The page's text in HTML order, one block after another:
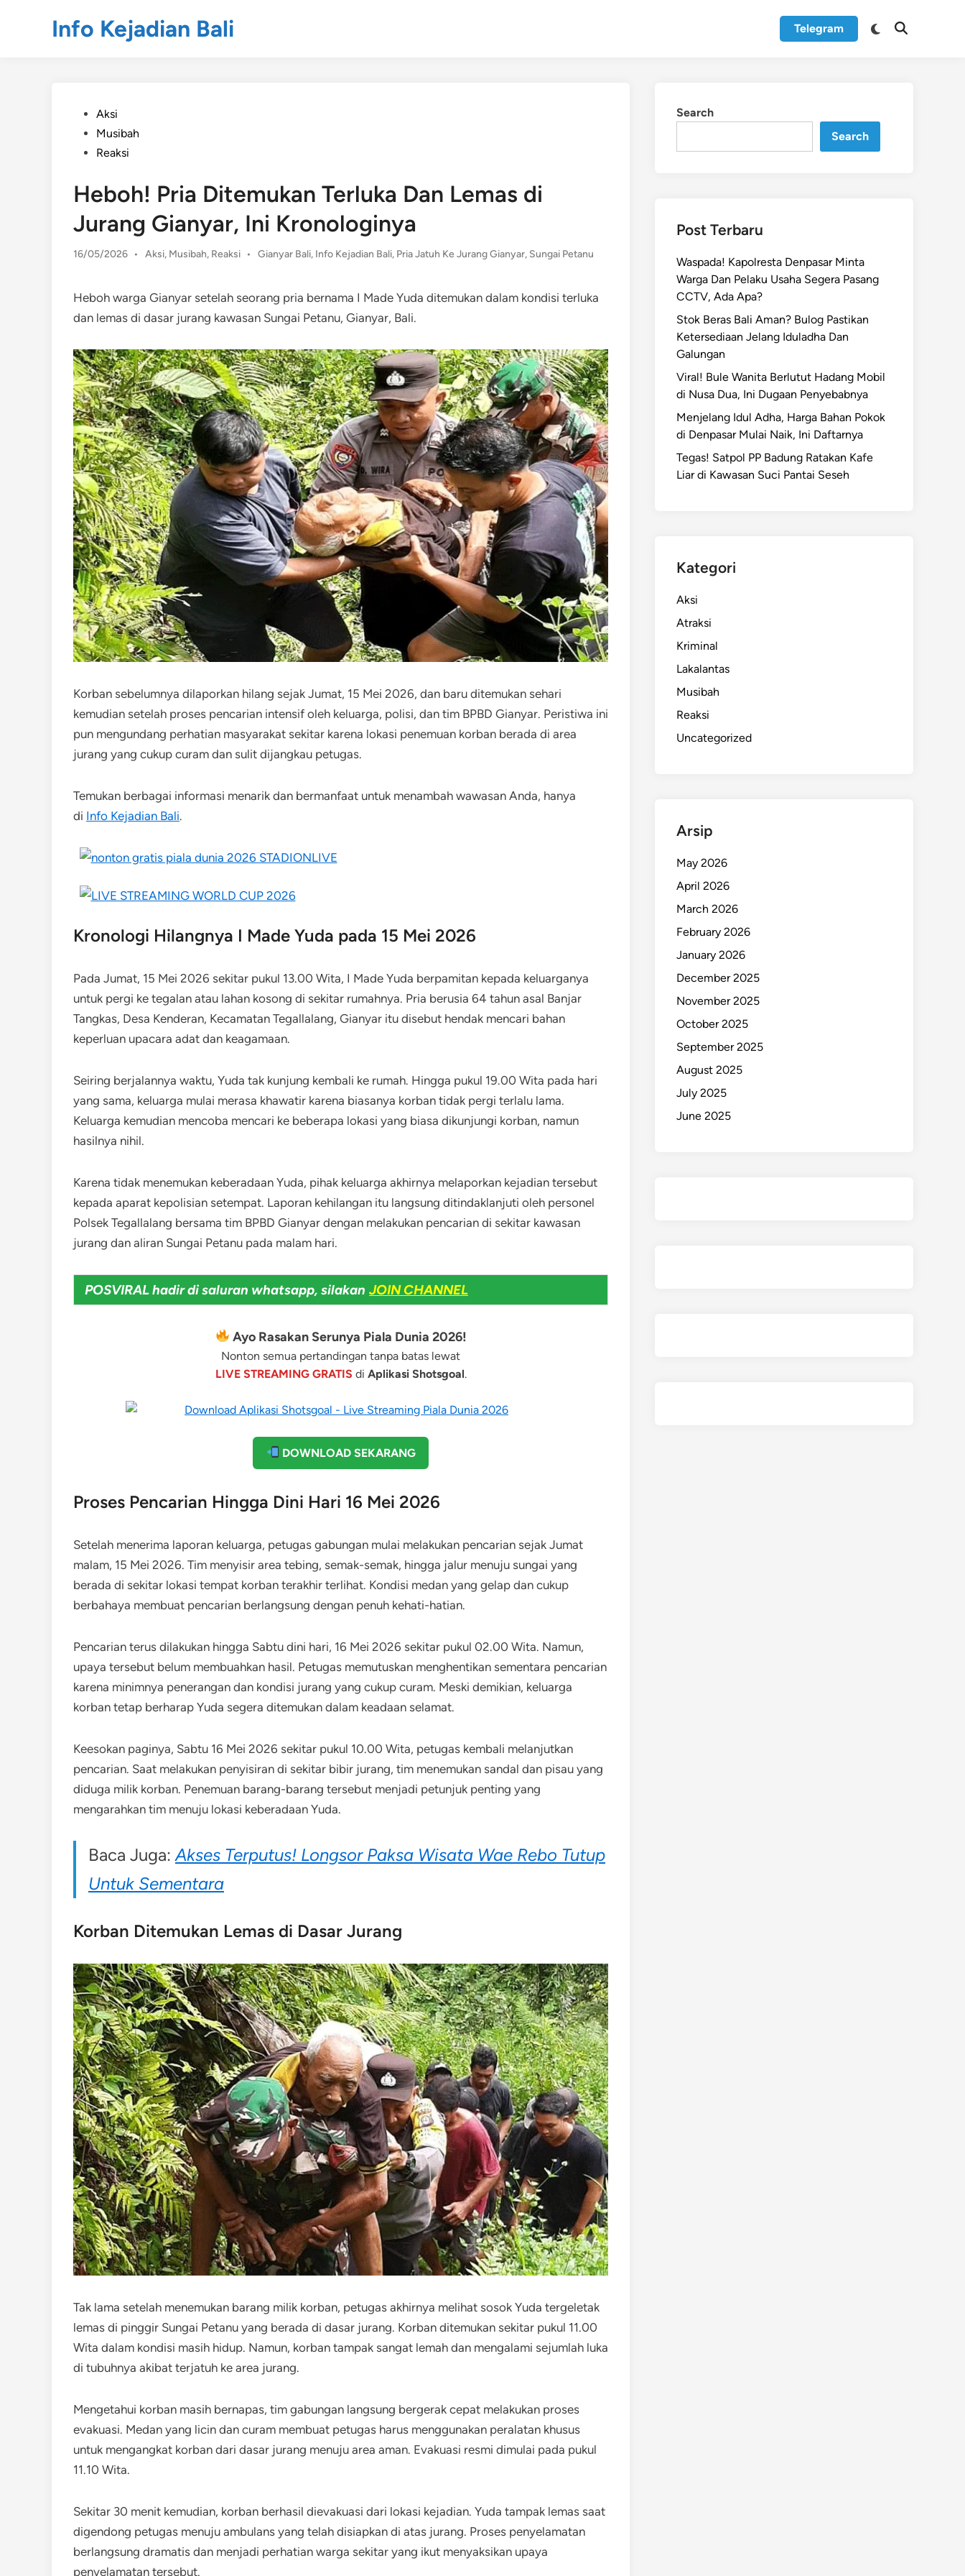
Info Kejadian Bali Telegram
Switch
Open
PostedAksi
Musibah
Reaksi
Heboh! Pria Ditemukan Terluka Dan Lemas di
Jurang Gianyar, Ini Kronologinya
16/05/2026 •
Posted
Aksi, Musibah, Reaksi • Gianyar Bali, Info Kejadian Bali, Pria Jatuh Ke Jurang Gianyar, Sungai Petanu
Heboh warga Gianyar setelah seorang pria bernama I Made Yuda ditemukan dalam kondisi terluka
dan lemas di dasar jurang kawasan Sungai Petanu, Gianyar, Bali.
Korban sebelumnya dilaporkan hilang sejak Jumat, 15 Mei 2026, dan baru ditemukan sehari
kemudian setelah proses pencarian intensif oleh keluarga, polisi, dan tim BPBD Gianyar. Peristiwa ini
pun mengundang perhatian masyarakat sekitar karena lokasi penemuan korban berada di area
jurang yang cukup curam dan sulit dijangkau petugas.
Temukan berbagai informasi menarik dan bermanfaat untuk menambah wawasan Anda, hanya
di Info Kejadian Bali.
Kronologi Hilangnya I Made Yuda pada 15 Mei 2026
Pada Jumat, 15 Mei 2026 sekitar pukul 13.00 Wita, I Made Yuda berpamitan kepada keluarganya
untuk pergi ke tegalan atau lahan kosong di sekitar rumahnya. Pria berusia 64 tahun asal Banjar
Tangkas, Desa Kenderan, Kecamatan Tegallalang, Gianyar itu disebut hendak mencari bahan
keperluan upacara adat dan keagamaan.
Seiring berjalannya waktu, Yuda tak kunjung kembali ke rumah. Hingga pukul 19.00 Wita pada hari
yang sama, keluarga mulai merasa khawatir karena biasanya korban tidak pergi terlalu lama.
Keluarga kemudian mencoba mencari ke beberapa lokasi yang biasa dikunjungi korban, namun
hasilnya nihil.
Karena tidak menemukan keberadaan Yuda, pihak keluarga akhirnya melaporkan kejadian tersebut
kepada aparat kepolisian setempat. Laporan kehilangan itu langsung ditindaklanjuti oleh personel
Polsek Tegallalang bersama tim BPBD Gianyar dengan melakukan pencarian di sekitar kawasan
jurang dan aliran Sungai Petanu pada malam hari.
POSVIRAL hadir di saluran whatsapp, silakan JOIN CHANNEL
Ayo Rasakan Serunya Piala Dunia 2026!
Nonton semua pertandingan tanpa batas lewat
LIVE STREAMING GRATIS di Aplikasi Shotsgoal.
DOWNLOAD SEKARANG
Proses Pencarian Hingga Dini Hari 16 Mei 2026
Setelah menerima laporan keluarga, petugas gabungan mulai melakukan pencarian sejak Jumat
malam, 15 Mei 2026. Tim menyisir area tebing, semak-semak, hingga jalur menuju sungai yang
berada di sekitar lokasi tempat korban terakhir terlihat. Kondisi medan yang gelap dan cukup
berbahaya membuat pencarian berlangsung dengan penuh kehati-hatian.
Pencarian terus dilakukan hingga Sabtu dini hari, 16 Mei 2026 sekitar pukul 02.00 Wita. Namun,
upaya tersebut belum membuahkan hasil. Petugas memutuskan menghentikan sementara pencarian
karena minimnya penerangan dan kondisi jurang yang cukup curam. Meski demikian, keluarga
korban tetap berharap Yuda segera ditemukan dalam keadaan selamat.
Keesokan paginya, Sabtu 16 Mei 2026 sekitar pukul 10.00 Wita, petugas kembali melanjutkan
pencarian. Saat melakukan penyisiran di sekitar bibir jurang, tim menemukan sandal dan pisau yang
diduga milik korban. Penemuan barang-barang tersebut menjadi petunjuk penting yang
mengarahkan tim menuju lokasi keberadaan Yuda.
Baca Juga: Akses Terputus! Longsor Paksa Wisata Wae Rebo Tutup
Untuk Sementara
Korban Ditemukan Lemas di Dasar Jurang
Tak lama setelah menemukan barang milik korban, petugas akhirnya melihat sosok Yuda tergeletak
lemas di pinggir Sungai Petanu yang berada di dasar jurang. Korban ditemukan sekitar pukul 11.00
Wita dalam kondisi masih hidup. Namun, korban tampak sangat lemah dan mengalami sejumlah luka
di tubuhnya akibat terjatuh ke area jurang.
Mengetahui korban masih bernapas, tim gabungan langsung bergerak cepat melakukan proses
evakuasi. Medan yang licin dan curam membuat petugas harus menggunakan peralatan khusus
untuk mengangkat korban dari dasar jurang menuju area aman. Evakuasi resmi dimulai pada pukul
11.10 Wita.
Sekitar 30 menit kemudian, korban berhasil dievakuasi dari lokasi kejadian. Yuda tampak lemas saat
digendong petugas menuju ambulans yang telah disiapkan di atas jurang. Proses penyelamatan
berlangsung dramatis dan menjadi perhatian warga sekitar yang ikut menyaksikan upaya
penyelamatan tersebut.
Search
Search
Post Terbaru
Waspada! Kapolresta Denpasar Minta
Warga Dan Pelaku Usaha Segera Pasang
CCTV, Ada Apa?
Stok Beras Bali Aman? Bulog Pastikan
Ketersediaan Jelang Iduladha Dan
Galungan
Viral! Bule Wanita Berlutut Hadang Mobil
di Nusa Dua, Ini Dugaan Penyebabnya
Menjelang Idul Adha, Harga Bahan Pokok
di Denpasar Mulai Naik, Ini Daftarnya
Tegas! Satpol PP Badung Ratakan Kafe
Liar di Kawasan Suci Pantai Seseh
Kategori
Aksi
Atraksi
Kriminal
Lakalantas
Musibah
Reaksi
Uncategorized
Arsip
May 2026
April 2026
March 2026
February 2026
January 2026
December 2025
November 2025
October 2025
September 2025
August 2025
July 2025
June 2025